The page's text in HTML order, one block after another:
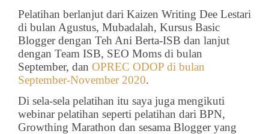
Pelatihan berlanjut dari Kaizen Writing Dee Lestari
di bulan Agustus, Mubadalah, Kursus Basic
Blogger dengan Teh Ani Berta-ISB dan lanjut
dengan Team ISB, SEO Moms di bulan
September, dan OPREC ODOP di bulan
September-November 2020.
Di sela-sela pelatihan itu saya juga mengikuti
webinar pelatihan seperti pelatihan dari BPN,
Growthing Marathon dan sesama Blogger yang